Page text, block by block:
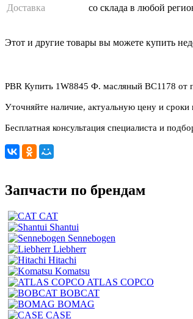
Доставка
со склада в любой
Этот и другие товары вы можете купить
PBR Купить 1W8845 Ф. масляный BC1178 от
Уточняйте наличие, актуальную цену и
Бесплатная консультация специалиста и
Запчасти по брендам
CAT
Shantui
Sennebogen
Liebherr
Hitachi
Komatsu
ATLAS COPCO
BOBCAT
BOMAG
CASE